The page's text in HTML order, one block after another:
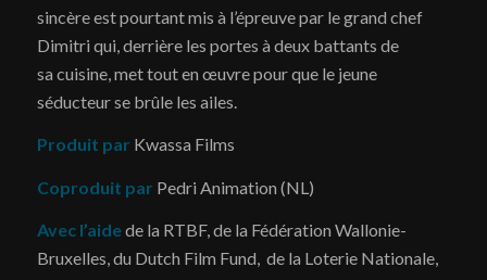
sincère est pourtant mis à l’épreuve par le grand chef
Dimitri qui, derrière les portes à deux battants de
sa cuisine, met tout en œuvre pour que le jeune
séducteur se brûle les ailes.
Produit par Kwassa Films
Coproduit par Pedri Animation (NL)
Avec l’aidede la RTBF, de la Fédération Wallonie-
Bruxelles, du Dutch Film Fund, de la Loterie Nationale,